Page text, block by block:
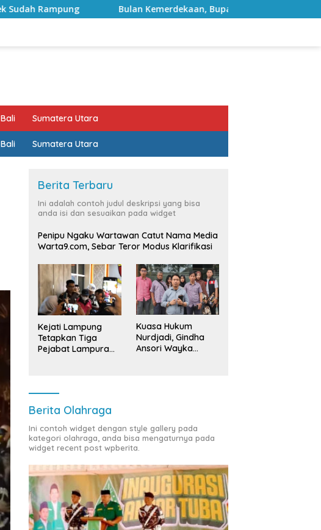
Bulan Kemerdekaan, Bupati Lampung Selatan Ajak ASN Perkuat
Bali Sumatera Utara
Bali Sumatera Utara
Berita Terbaru
Ini adalah contoh judul deskripsi yang bisa
anda isi dan sesuaikan pada widget
Penipu Ngaku Wartawan Catut Nama Media
Warta9.com, Sebar Teror Modus Klarifikasi
Kejati Lampung
Tetapkan Tiga
Pejabat Lampura
Kuasa Hukum
Nurdjadi, Gindha
Ansori Wayka
Berita Olahraga
Ini contoh widget dengan style gallery pada
kategori olahraga, anda bisa mengaturnya pada
widget recent post wpberita.